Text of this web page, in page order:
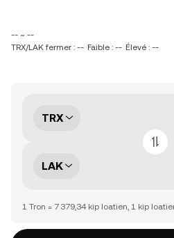
-- ~ --
TRX/LAK fermer : -- Faible : -- Élevé : --
TRX
LAK
1 Tron = 7 379,34 kip loatien, 1 kip